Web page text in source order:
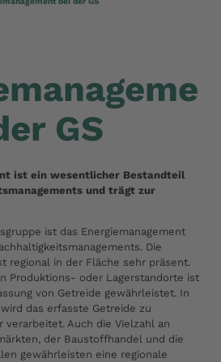
GS
ist ein wesentlicher Bestandteil
und trägt zur
ist das Energiemanagement
Die
regional in der Fläche sehr präsent.
Produktions- oder Lagerstandorte ist
von Getreide gewährleistet. In
das erfasste Getreide zu
Auch die Vielzahl an
der Baustoffhandel und die
gewährleisten eine regionale